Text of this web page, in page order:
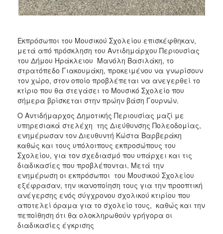
Εκπρόσωποι του Μουσικού Σχολείου επισκέφθηκαν,
μετά από πρόσκληση του Αντιδημάρχου Περιουσίας
του Δήμου Ηράκλειου Μανόλη Βασιλάκη, το
στρατόπεδο Γιακουμάκη, προκειμένου να γνωρίσουν
τον χώρο, στον οποίο προβλέπεται να ανεγερθεί το
κτίριο που θα στεγάσει το Μουσικό Σχολείο που
σήμερα βρίσκεται στην πρώην βάση Γουρνών.
Ο Αντιδήμαρχος Δημοτικής Περιουσίας μαζί με
υπηρεσιακά στελέχη της Διεύθυνσης Πολεοδομίας,
ενημέρωσαν τον Διευθυντή Κώστα Βαρβεράκη
καθώς και τους υπόλοιπους εκπροσώπους του
Σχολείου, για τον σχεδιασμό που υπάρχει και τις
διαδικασίες που προβλέπονται. Μετά την
ενημέρωση οι εκπρόσωποι του Μουσικού Σχολείου
εξέφρασαν, την ικανοποίηση τους για την προοπτική
ανέγερσης ενός σύγχρονου σχολικού κτιρίου που
αποτελεί όραμα για το σχολείο τους, καθώς και την
πεποίθηση ότι θα ολοκληρωθούν γρήγορα οι
διαδικασίες έγκρισης